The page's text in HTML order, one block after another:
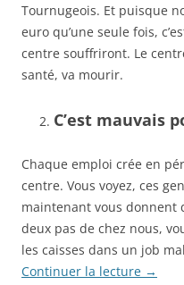
Tournugeois. Et puisque
euro qu’une seule fois,
centre souffriront. Le
santé, va mourir.
C’est mauvais
Chaque emploi crée en
centre. Vous voyez, ces
maintenant vous donnent
deux pas de chez nous,
les caisses dans un job
Continuer la lecture →